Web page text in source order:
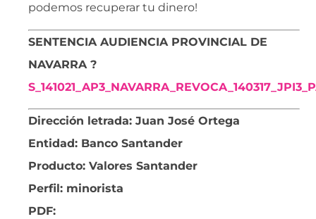
podemos recuperar tu dinero!
SENTENCIA AUDIENCIA PROVINCIAL DE
NAVARRA ?
Dirección letrada: Juan José Ortega
Entidad: Banco Santander
Producto: Valores Santander
Perfil: minorista
PDF: